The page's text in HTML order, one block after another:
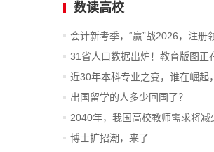
数读高校
会计新考季，“赢”战2026，注册
31省人口数据出炉！教育版图正
近30年本科专业之变，谁在崛起
出国留学的人多少回国了？
2040年，我国高校教师需求将减
博士扩招潮，来了